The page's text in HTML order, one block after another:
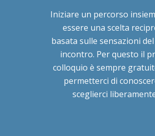
Iniziare un percorso
essere una scelta
basata sulle sensazioni
incontro. Per questo il
colloquio è sempre
permetterci di
sceglierci